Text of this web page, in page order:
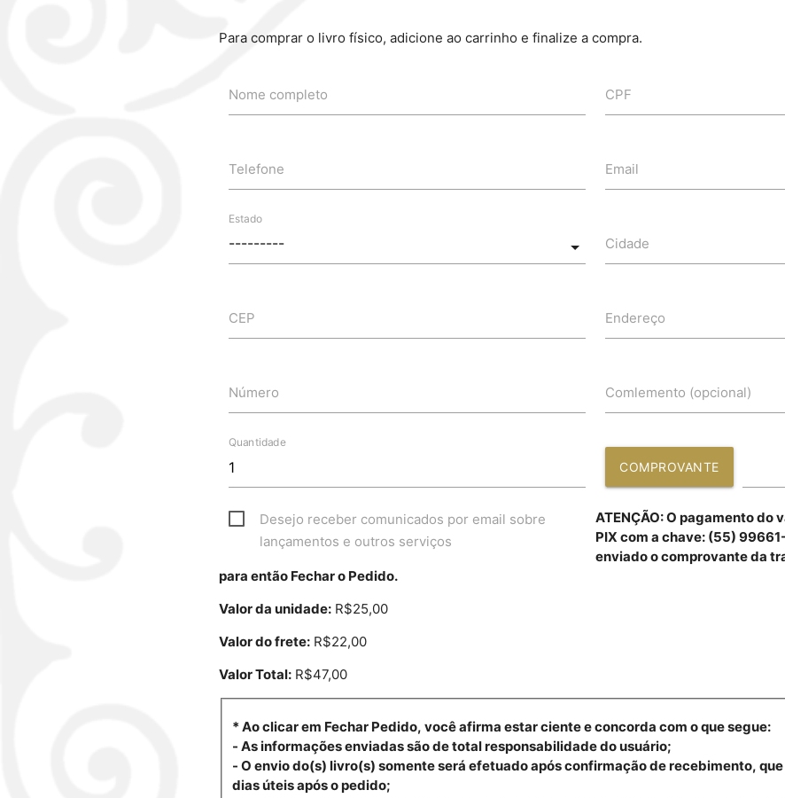
Para comprar o livro físico, adicione ao carrinho e finalize a compra.
Nome completo CPF
Telefone Email
Estado
Cidade
CEP Endereço
Número Comlemento (opcional)
Quantidade
COMPROVANTE
Desejo receber comunicados por email sobre
lançamentos e outros serviços
ATENÇÃO: O pagamento do
PIX com a chave: (55)
enviado o comprovante da
para então Fechar o Pedido.
Valor da unidade:R$25,00
Valor do frete:R$22,00
Valor Total:R$47,00
* Ao clicar em Fechar Pedido, você afirma estar ciente e concorda com o que segue:
- As informações enviadas são de total responsabilidade do usuário;
- O envio do(s) livro(s) somente será efetuado após confirmação de recebimento,
dias úteis após o pedido;